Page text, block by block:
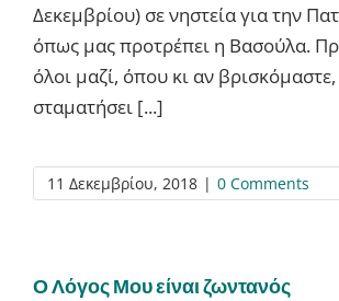
Δεκεμβρίου) σε νηστεία για την
όπως μας προτρέπει η Βασούλα.
όλοι μαζί, όπου κι αν
σταματήσει [...]
11 Δεκεμβρίου, 2018 | 0 Comments
Ο Λόγος Μου είναι ζωντανός